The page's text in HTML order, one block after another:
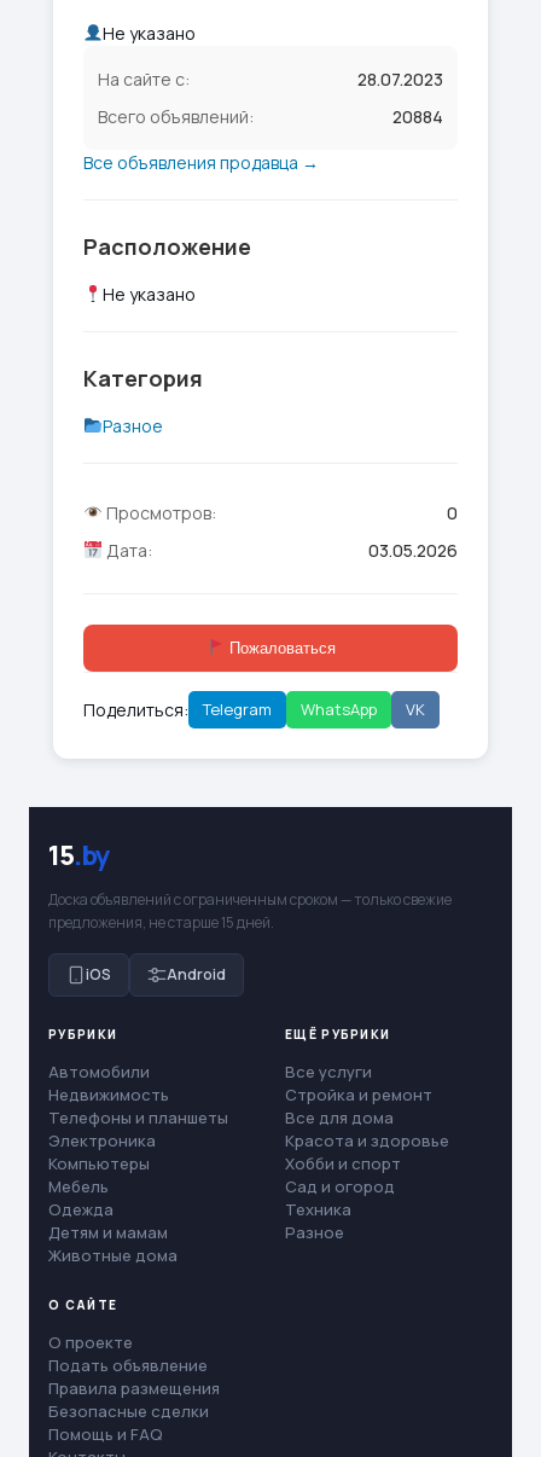
Не указано
На сайте с:
28.07.2023
Всего объявлений:
20884
Все объявления продавца →
Расположение
Не указано
Категория
Разное
Просмотров:
0
Дата:
03.05.2026
Пожаловаться
Поделиться: Telegram WhatsApp VK
15.by
Доска объявлений с ограниченным сроком — только свежие
предложения, не старше 15 дней.
iOS Android
РУБРИКИ
Автомобили
Недвижимость
Телефоны и планшеты
Электроника
Компьютеры
Мебель
Одежда
Детям и мамам
Животные дома
ЕЩЁ РУБРИКИ
Все услуги
Стройка и ремонт
Все для дома
Красота и здоровье
Хобби и спорт
Сад и огород
Техника
Разное
О САЙТЕ
О проекте
Подать объявление
Правила размещения
Безопасные сделки
Помощь и FAQ